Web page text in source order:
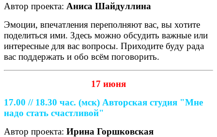
Автор проекта: Аниса Шайдуллина
Эмоции, впечатления переполняют вас, вы хотите
поделиться ими. Здесь можно обсудить важные или
интересные для вас вопросы. Приходите буду рада
вас поддержать и обо всём поговорить.
17 июня
17.00 // 18.30 час. (мск) Авторская студия "Мне
надо стать счастливой"
Автор проекта: Ирина Горшковская